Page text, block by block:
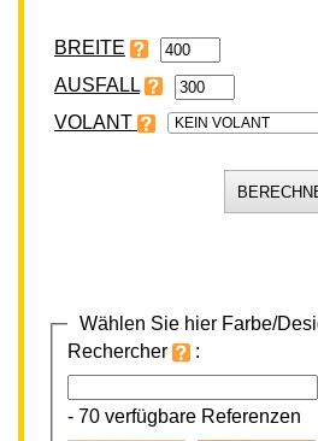
BREITE
VOLANT KEIN VOLANT
Wählen Sie hier Farbe/
Rechercher
:
- 70 verfügbare Referenzen